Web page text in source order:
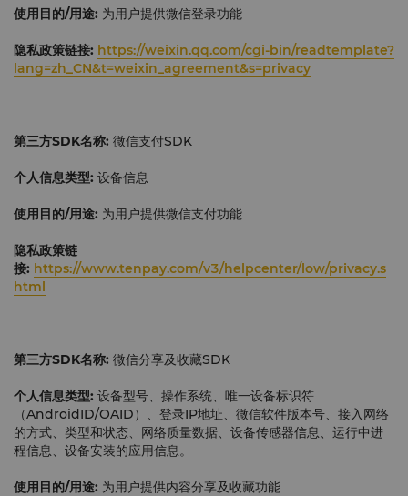
使用目的/用途: 为用户提供微信登录功能
隐私政策链接: https://weixin.qq.com/cgi-bin/readtemplate?
lang=zh_CN&t=weixin_agreement&s=privacy
第三方SDK名称: 微信支付SDK
个人信息类型: 设备信息
使用目的/用途: 为用户提供微信支付功能
隐私政策链
接: https://www.tenpay.com/v3/helpcenter/low/privacy.s
html
第三方SDK名称: 微信分享及收藏SDK
个人信息类型: 设备型号、操作系统、唯一设备标识符
（AndroidID/OAID）、登录IP地址、微信软件版本号、接入网络
的方式、类型和状态、网络质量数据、设备传感器信息、运行中进
程信息、设备安装的应用信息。
使用目的/用途: 为用户提供内容分享及收藏功能